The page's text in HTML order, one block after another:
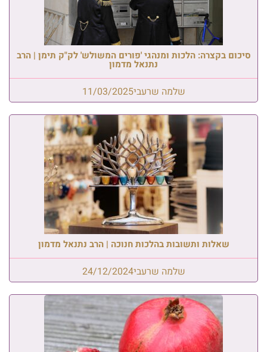
סיכום בקצרה: הלכות ומנהגי 'פורים המשולש' לק"ק תימן | הרב
נתנאל מדמון
שלמה שרעבי11/03/2025
שאלות ותשובות בהלכות חנוכה | הרב נתנאל מדמון
שלמה שרעבי24/12/2024